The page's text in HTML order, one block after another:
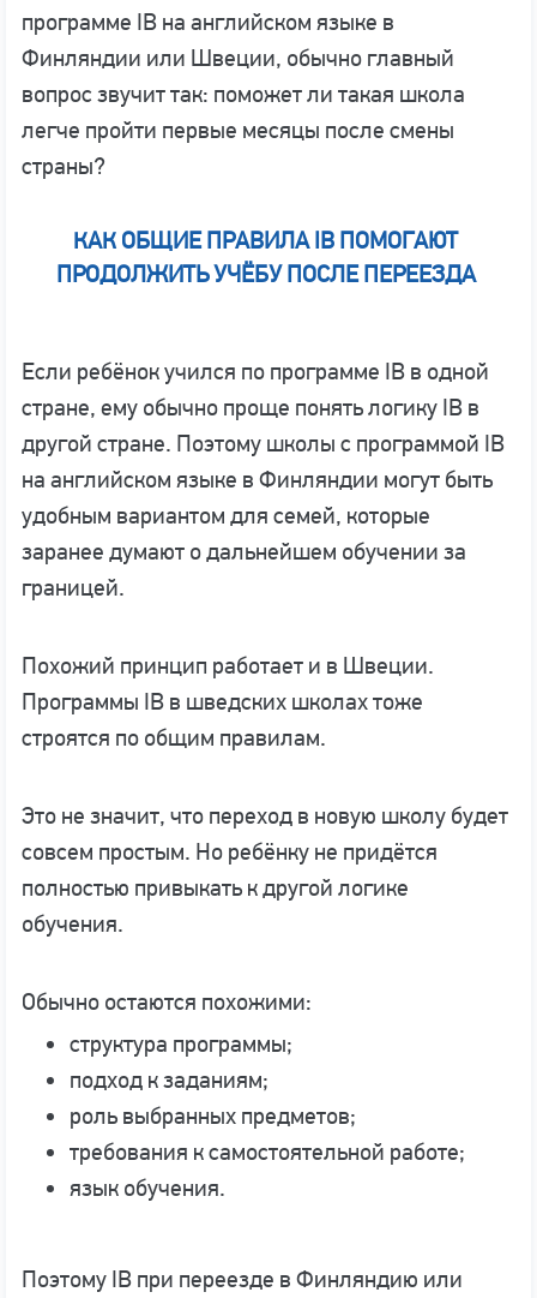
программе IB на английском языке в
Финляндии или Швеции, обычно главный
вопрос звучит так: поможет ли такая школа
легче пройти первые месяцы после смены
страны?
КАК ОБЩИЕ ПРАВИЛА IB ПОМОГАЮТ
ПРОДОЛЖИТЬ УЧЁБУ ПОСЛЕ ПЕРЕЕЗДА
Если ребёнок учился по программе IB в одной
стране, ему обычно проще понять логику IB в
другой стране. Поэтому школы с программой IB
на английском языке в Финляндии могут быть
удобным вариантом для семей, которые
заранее думают о дальнейшем обучении за
границей.
Похожий принцип работает и в Швеции.
Программы IB в шведских школах тоже
строятся по общим правилам.
Это не значит, что переход в новую школу будет
совсем простым. Но ребёнку не придётся
полностью привыкать к другой логике
обучения.
Обычно остаются похожими:
структура программы;
подход к заданиям;
роль выбранных предметов;
требования к самостоятельной работе;
язык обучения.
Поэтому IB при переезде в Финляндию или